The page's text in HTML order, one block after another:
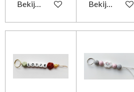
Bekijk details Bekijk details